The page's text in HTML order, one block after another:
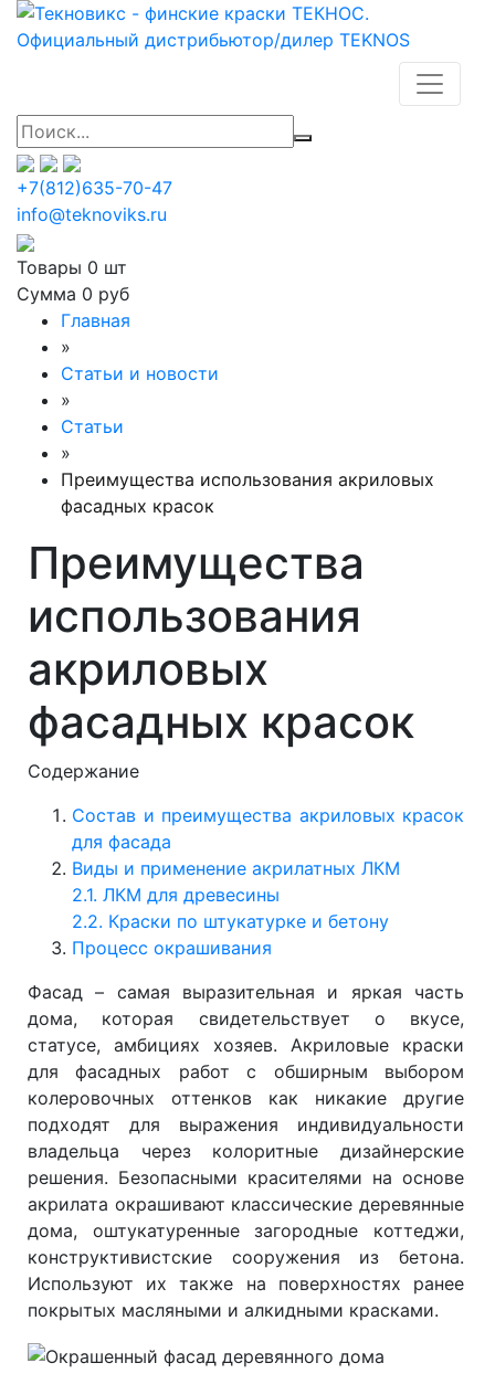
+7(812)635-70-47
info@teknoviks.ru
Товары 0 шт
Сумма 0 руб
Главная
»
Статьи и новости
»
Статьи
»
Преимущества использования акриловых
фасадных красок
Преимущества
использования
акриловых
фасадных красок
Содержание
Состав и преимущества акриловых красок
для фасада
Виды и применение акрилатных ЛКМ
2.1. ЛКМ для древесины
2.2. Краски по штукатурке и бетону
Процесс окрашивания
Фасад – самая выразительная и яркая часть
дома, которая свидетельствует о вкусе,
статусе, амбициях хозяев. Акриловые краски
для фасадных работ с обширным выбором
колеровочных оттенков как никакие другие
подходят для выражения индивидуальности
владельца через колоритные дизайнерские
решения. Безопасными красителями на основе
акрилата окрашивают классические деревянные
дома, оштукатуренные загородные коттеджи,
конструктивистские сооружения из бетона.
Используют их также на поверхностях ранее
покрытых масляными и алкидными красками.